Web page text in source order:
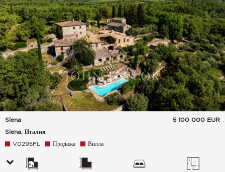
Siena
Siena, Италия
5 100 000 EUR
V0295FL Продажа Вилла